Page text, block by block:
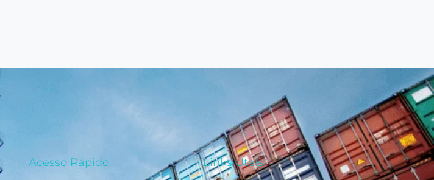
Acesso Rápido Links Úteis